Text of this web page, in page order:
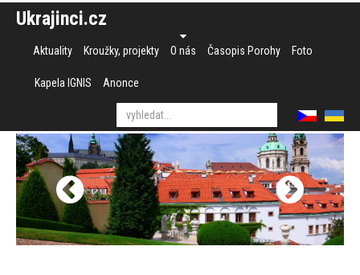
Ukrajinci.cz
Aktuality Kroužky, projekty O nás Časopis Porohy Foto
Kapela IGNIS Anonce